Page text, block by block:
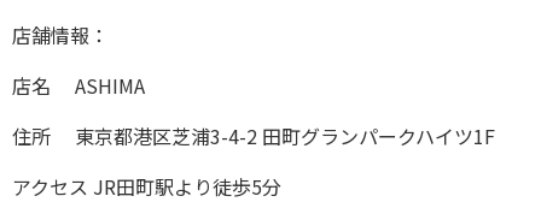
店舗情報：
店名 ASHIMA
住所 東京都港区芝浦3-4-2 田町グランパークハイツ1F
アクセス JR田町駅より徒歩5分